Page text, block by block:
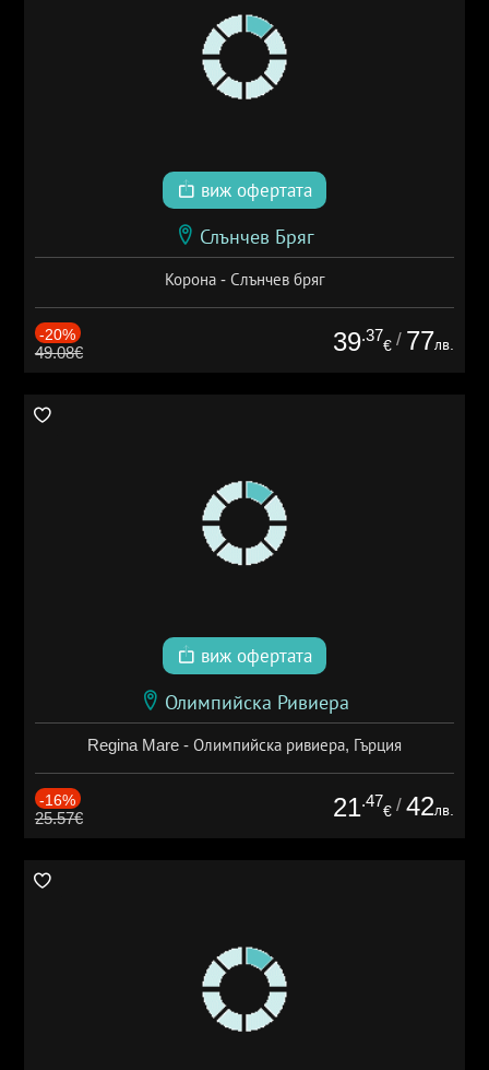
виж офертата
Слънчев Бряг
Корона - Слънчев бряг
-20%
49.08€ 39.37
€ / 77лв.
виж офертата
Олимпийска Ривиера
Regina Mare - Олимпийска ривиера, Гърция
-16%
25.57€ 21.47
€ / 42лв.